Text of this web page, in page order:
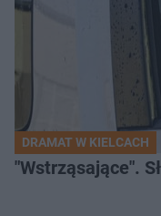
DRAMAT W KIELCACH
"Wstrząsające".